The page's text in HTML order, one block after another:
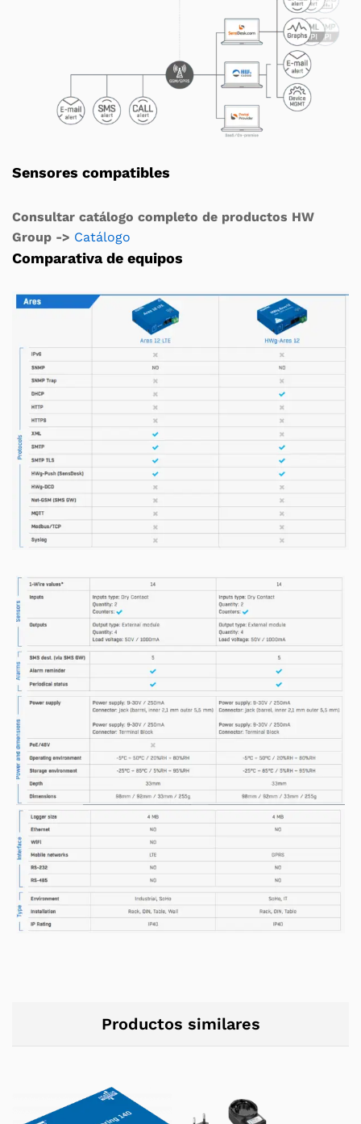
Sensores compatibles
Consultar catálogo completo de productos HW
Group -> Catálogo
Comparativa de equipos
Productos similares